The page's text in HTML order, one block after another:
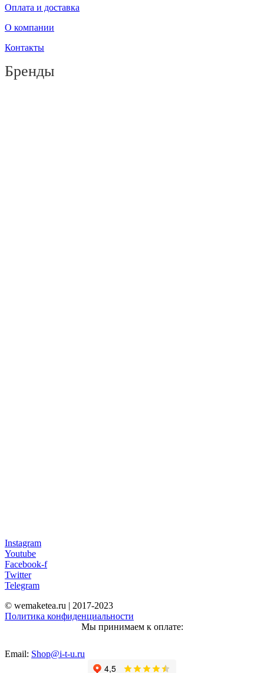
Оплата и доставка
О компании
Контакты
Бренды
Instagram
Youtube
Facebook-f
Twitter
Telegram
© wemaketea.ru | 2017-2023
Политика конфиденциальности
Мы принимаем к оплате:
Email: Shop@i-t-u.ru